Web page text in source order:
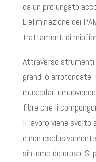
da un prolungato
L’eliminazione dei
trattamenti di
Attraverso strumenti
grandi o
muscolari
fibre che li
Il lavoro viene
e non
sintomo doloroso.